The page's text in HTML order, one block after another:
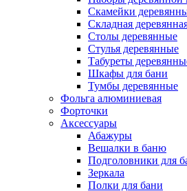
Скамейки
Складная
Столы деревянные
Стулья деревянные
Табуреты
Шкафы для бани
Тумбы деревянные
Фольга алюминиевая
Форточки
Аксессуары
Абажуры
Вешалки в баню
Подголовники для
Зеркала
Полки для бани